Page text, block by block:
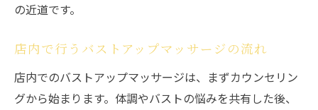
の近道です。
店内で行うバストアップマッサージの流れ
店内でのバストアップマッサージは、まずカウンセリン
グから始まります。体調やバストの悩みを共有した後、